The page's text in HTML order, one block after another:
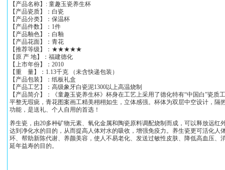
【产品名称】: 童趣玉瓷养生杯
【产品瓷质】：白瓷
【产品分类】：保温杯
【产品件数】：1件
【产品釉色】：白釉
【产品花面】：青花
【推荐等级】：★★★★★
【原 产 地】：福建德化
【上市年份】：2010
【重 量】：1.13千克 （未含快递包装）
【产品包装】：纸板礼盒
【产品工艺】：高级象牙白瓷泥1300以上高温烧制
【产品简介】：《童趣玉瓷养生杯》杯身在工艺上采用了德化特有“中国白”瓷
平整无瑕疵，青花图案画工精美栩栩如生，立体感强。杯体为双层中空设计，
功能，是送礼、个人自用的首选！
养生瓷，由20多种矿物元素、氧化金属和陶瓷原料调配烧制而成，可以释放远
达到净化水的目的，从而提高人体对水的吸收，增强免疫力。养生瓷更可活化
环、帮助新陈代谢、养颜美容，使人不易老化、发送过敏性皮肤、降低高血压
延年益寿的目的。